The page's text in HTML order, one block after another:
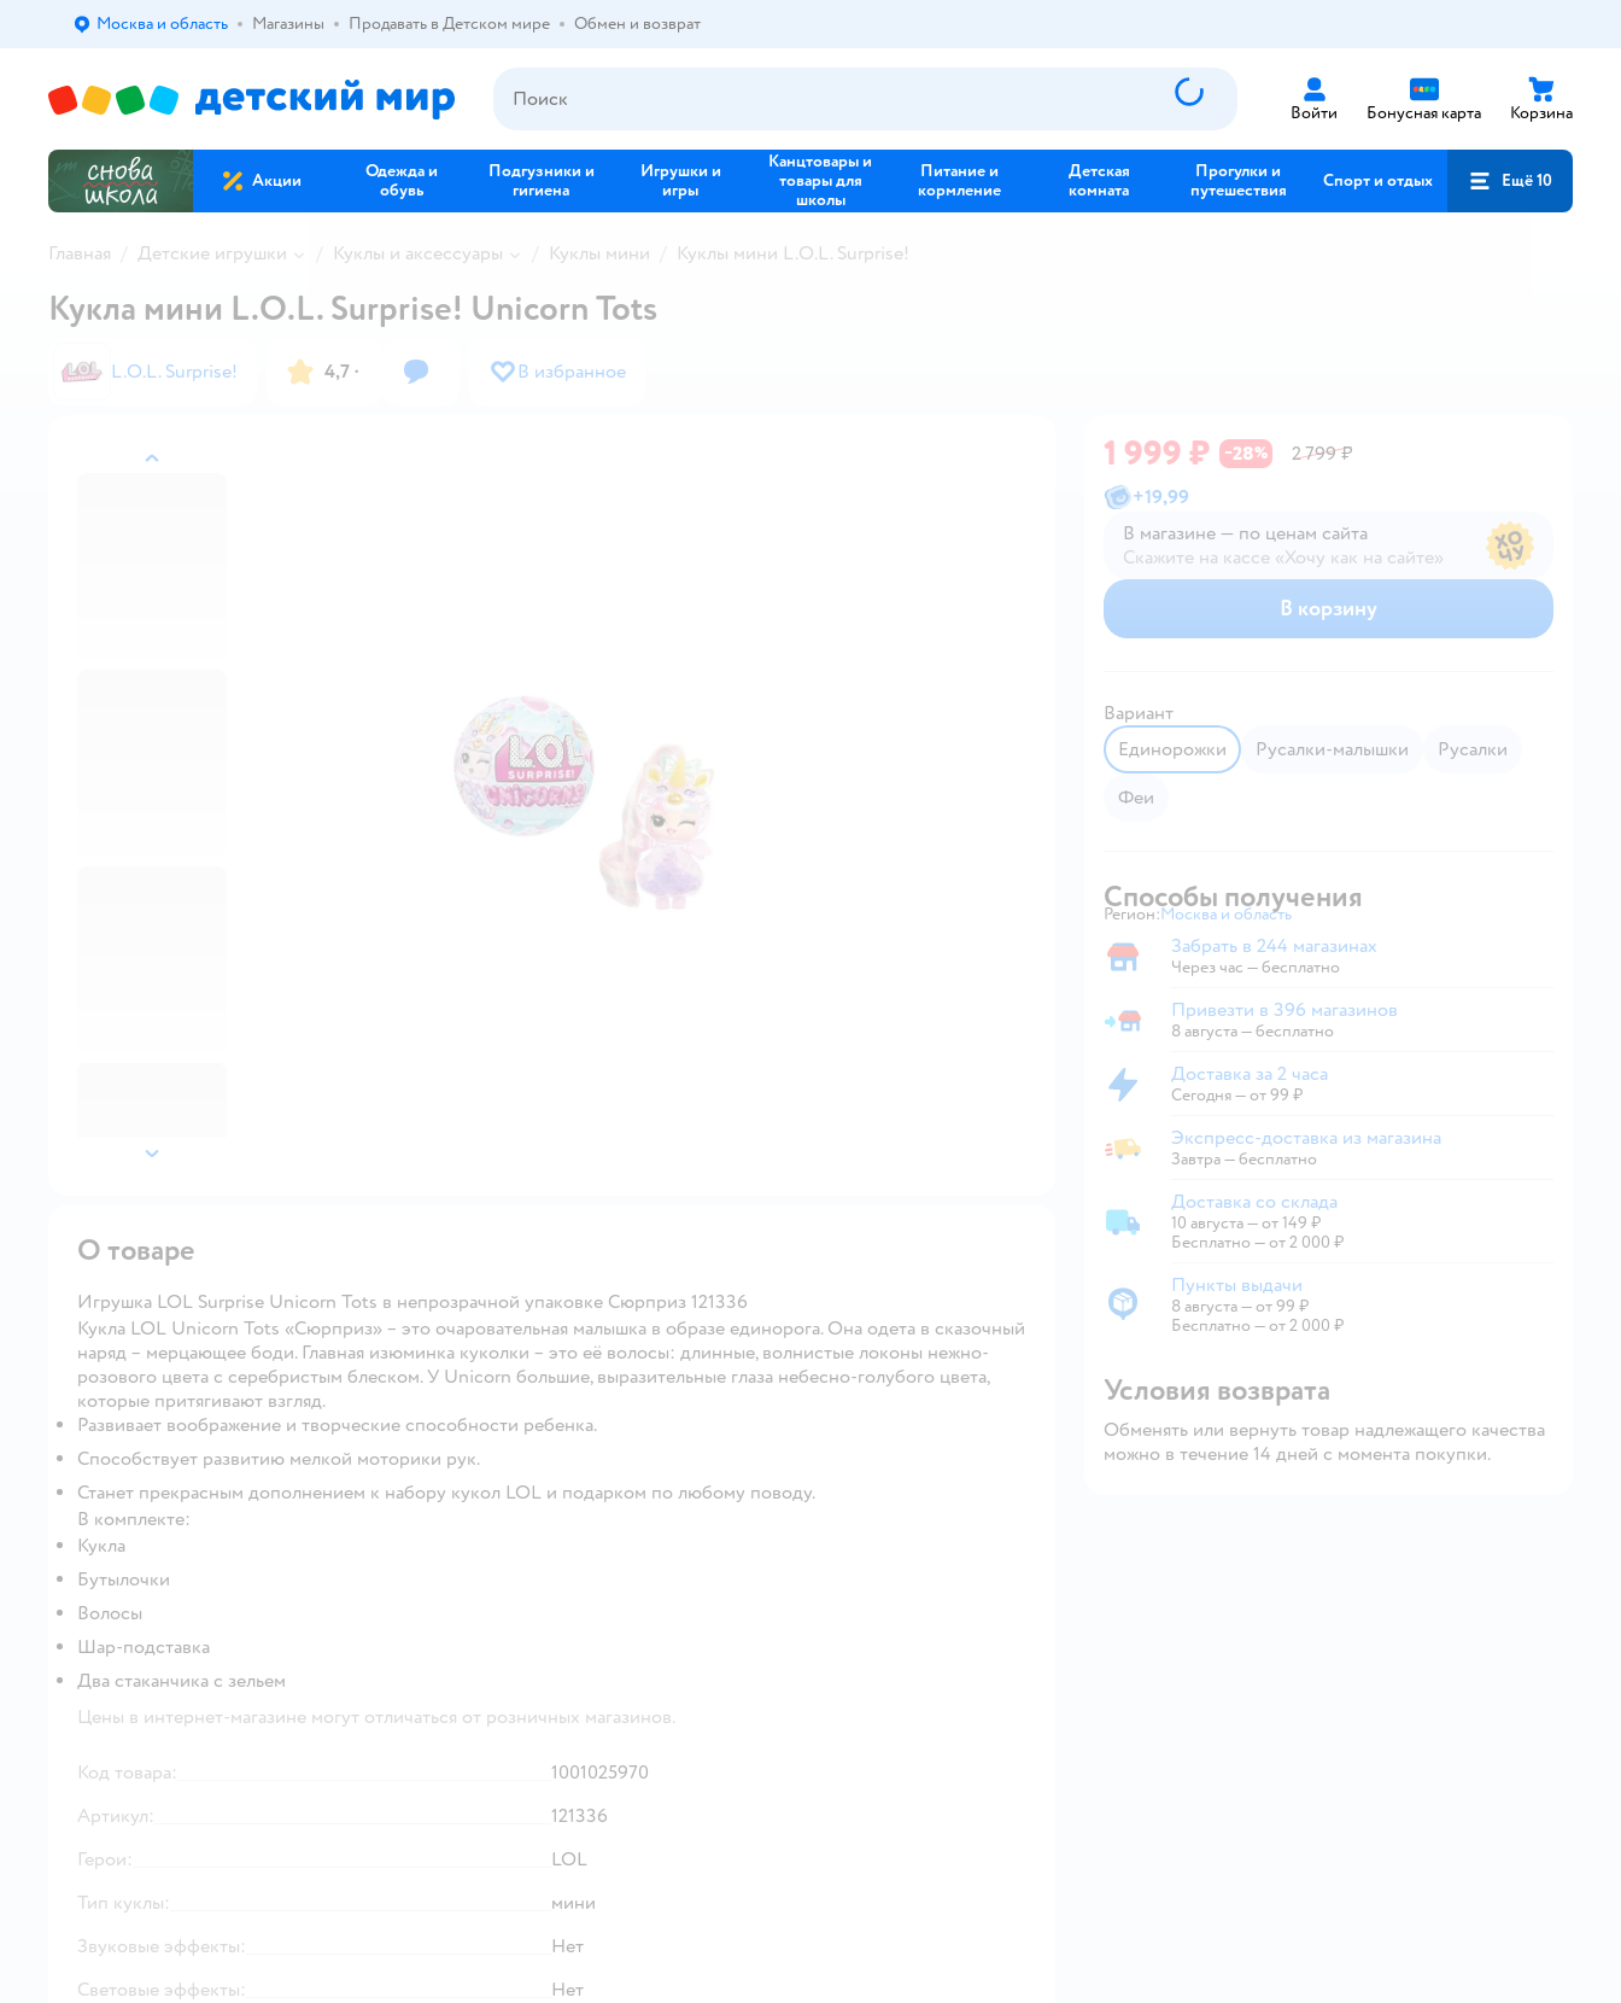
Выбор адреса доставки.
Москва и область Магазины Продавать в Детском мире Обмен и возврат
Войти Бонусная карта Корзина
Акции
Одежда и
обувь
Подгузники и
гигиена
Игрушки и
игры
Канцтовары и
товары для
школы
Питание и
кормление
Детская
комната
Прогулки и
путешествия
Спорт и отдых Ещё 10
Главная Детские игрушки Куклы и аксессуары Куклы мини Куклы мини L.O.L. Surprise!
назад
далее
Кукла мини L.O.L. Surprise! Unicorn Tots
L.O.L. Surprise! 4,7 · В избранное
1 999 ₽ −28%
2 799 ₽
+19,99
В магазине — по ценам сайта
Скажите на кассе «Хочу как на сайте»
В магазине — по ценам сайта
В корзину
Вариант
Единорожки
Русалки-малышки
Русалки
Феи
Способы получения
Регион: Выбор адреса доставки.
Москва и область
Забрать в магазине
Забрать в 244 магазинах
Через час — бесплатно
Привезти в магазин
Привезти в 396 магазинов
8 августа—бесплатно
Доставка за 2 часа
Доставка за 2 часа
Сегодня—от 99 ₽
Экспресс-доставка из магазина
Экспресс-доставка из магазина
Завтра—бесплатно
Доставка со склада
Доставка со склада
10 августа—от 149 ₽
Бесплатно — от 2 000 ₽
Пункты выдачи
Пункты выдачи
8 августа—от 99 ₽
Бесплатно — от 2 000 ₽
Условия возврата
Обменять или вернуть товар надлежащего качества
можно в течение 14 дней с момента покупки.
О товаре
Игрушка LOL Surprise Unicorn Tots в непрозрачной упаковке Сюрприз 121336
Кукла LOL Unicorn Tots «Сюрприз» – это очаровательная малышка в образе единорога. Она одета в сказочный
наряд – мерцающее боди. Главная изюминка куколки – это её волосы: длинные, волнистые локоны нежно-
розового цвета с серебристым блеском. У Unicorn большие, выразительные глаза небесно-голубого цвета,
которые притягивают взгляд.
Развивает воображение и творческие способности ребенка.
Способствует развитию мелкой моторики рук.
Станет прекрасным дополнением к набору кукол LOL и подарком по любому поводу.
В комплекте:
Кукла
Бутылочки
Волосы
Шар-подставка
Два стаканчика с зельем
Цены в интернет-магазине могут отличаться от розничных магазинов.
Код товара:
1001025970
Артикул:
121336
Герои:
LOL
Тип куклы:
мини
Звуковые эффекты:
Нет
Световые эффекты:
Нет